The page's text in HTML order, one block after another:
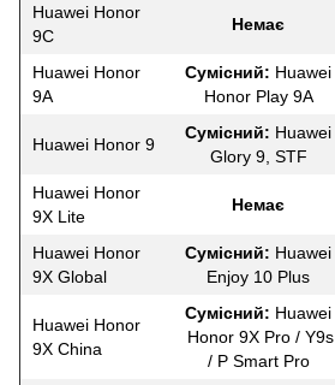
Huawei Honor
9С
Немає
Huawei Honor
9A
Сумісний: Huawei
Honor Play 9A
Huawei Honor 9
Сумісний: Huawei
Glory 9, STF
Huawei Honor
9X Lite
Немає
Huawei Honor
9X Global
Сумісний: Huawei
Enjoy 10 Plus
Huawei Honor
9X China
Сумісний: Huawei
Honor 9X Pro / Y9s
/ P Smart Pro